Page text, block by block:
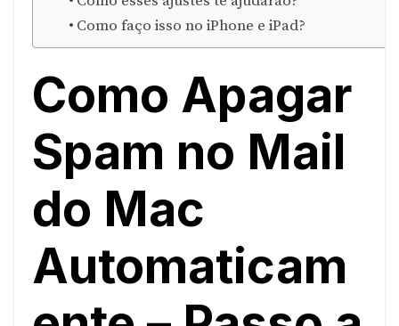
Como faço isso no iPhone e iPad?
Como Apagar
Spam no Mail
do Mac
Automaticam